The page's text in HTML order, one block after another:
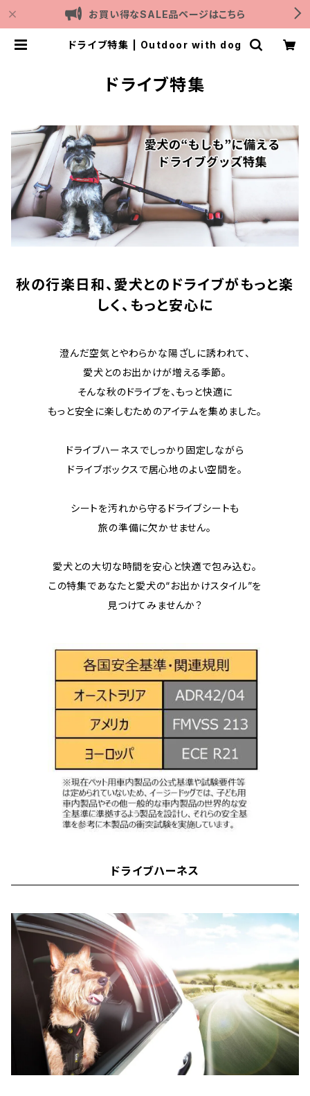
お買い得なSALE品ページはこちら
ドライブ特集 | Outdoor with dog
ドライブ特集
秋の行楽日和、愛犬とのドライブがもっと楽
しく、もっと安心に
澄んだ空気とやわらかな陽ざしに誘われて、
愛犬とのお出かけが増える季節。
そんな秋のドライブを、もっと快適に
もっと安全に楽しむためのアイテムを集めました。
ドライブハーネスでしっかり固定しながら
ドライブボックスで居心地のよい空間を。
シートを汚れから守るドライブシートも
旅の準備に欠かせません。
愛犬との大切な時間を安心と快適で包み込む。
この特集であなたと愛犬の“お出かけスタイル”を
見つけてみませんか？
ドライブハーネス